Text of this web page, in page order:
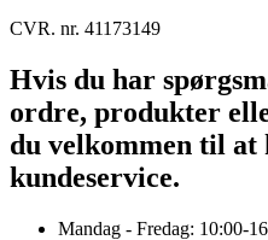
CVR. nr. 41173149
Hvis du har
ordre, produkter
du velkommen til at
kundeservice.
Mandag - Fredag: 10:00-